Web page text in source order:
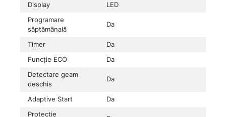
Display
LED
Programare
săptămânală
Da
Timer
Da
Funcție ECO
Da
Detectare geam
deschis
Da
Adaptive Start
Da
Protecție